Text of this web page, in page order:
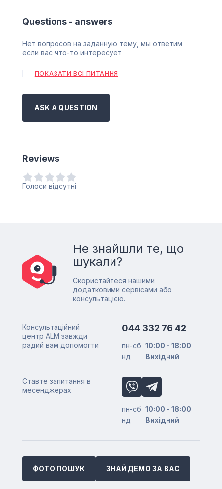
Questions - answers
Нет вопросов на заданную тему, мы ответим
если вас что-то интересует
ПОКАЗАТИ ВСІ ПИТАННЯ
ASK A QUESTION
Reviews
Голоси відсутні
Не знайшли те, що
шукали?
Скористайтеся нашими
додатковими сервісами або
консультацією.
Консультаційний
центр ALM завжди
радий вам допомогти
044 332 76 42
пн-сб 10:00 - 18:00
нд
Вихідний
Ставте запитання в
месенджерах
пн-сб 10:00 - 18:00
нд
Вихідний
ФОТО ПОШУК ЗНАЙДЕМО ЗА ВАС